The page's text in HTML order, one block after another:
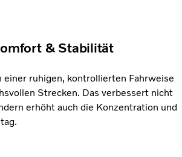
& Stabilität
einer ruhigen, kontrollierten Fahrweise
Strecken. Das verbessert nicht
erhöht auch die Konzentration und